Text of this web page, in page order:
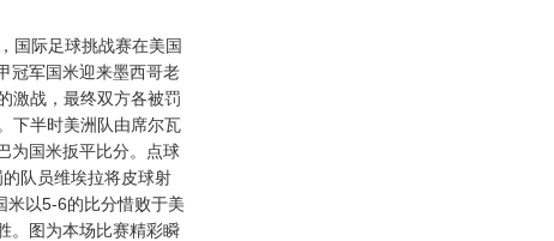
际足球挑战赛在美国
冠军国米迎来墨西哥老
激战，最终双方各被罚
下半时美洲队由席尔瓦
为国米扳平比分。点球
队员维埃拉将皮球射
米以5-6的比分惜败于美
。图为本场比赛精彩瞬